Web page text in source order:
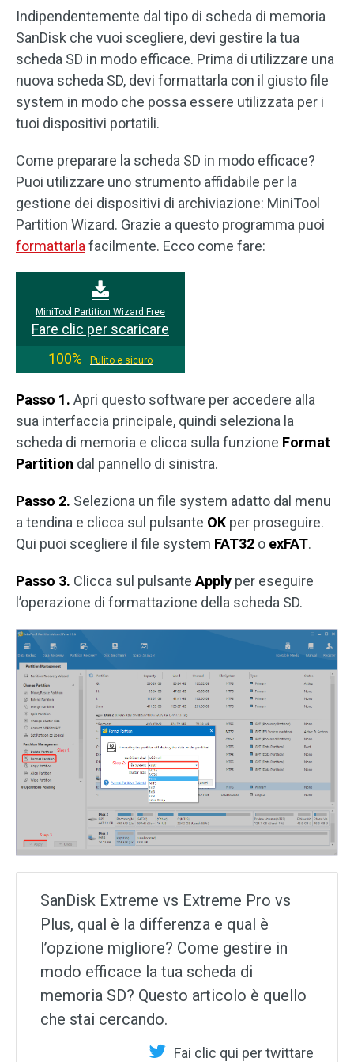
Indipendentemente dal tipo di scheda di memoria
SanDisk che vuoi scegliere, devi gestire la tua
scheda SD in modo efficace. Prima di utilizzare una
nuova scheda SD, devi formattarla con il giusto file
system in modo che possa essere utilizzata per i
tuoi dispositivi portatili.
Come preparare la scheda SD in modo efficace?
Puoi utilizzare uno strumento affidabile per la
gestione dei dispositivi di archiviazione: MiniTool
Partition Wizard. Grazie a questo programma puoi
formattarla facilmente. Ecco come fare:
MiniTool Partition Wizard Free
Fare clic per scaricare
100%
Pulito e sicuro
Passo 1. Apri questo software per accedere alla
sua interfaccia principale, quindi seleziona la
scheda di memoria e clicca sulla funzione Format
Partition dal pannello di sinistra.
Passo 2. Seleziona un file system adatto dal menu
a tendina e clicca sul pulsante OK per proseguire.
Qui puoi scegliere il file system FAT32 o exFAT.
Passo 3. Clicca sul pulsante Apply per eseguire
l’operazione di formattazione della scheda SD.
SanDisk Extreme vs Extreme Pro vs
Plus, qual è la differenza e qual è
l’opzione migliore? Come gestire in
modo efficace la tua scheda di
memoria SD? Questo articolo è quello
che stai cercando.
Fai clic qui per twittare